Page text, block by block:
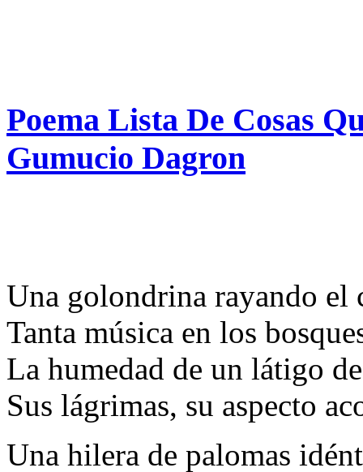
Poema Lista De Cosas
Gumucio Dagron
Una golondrina rayando el
Tanta música en los
La humedad de un látigo
Sus lágrimas, su aspecto
Una hilera de palomas